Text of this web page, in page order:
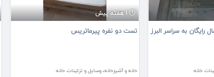
1 هفته پیش
تست دو نفره پیرماتریس
خانه و آشپزخانه، وسایل و تزئینات خانه
رایگان به سراسر البرز
خانه